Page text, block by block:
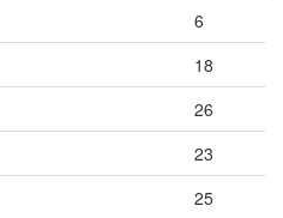
6
18
26
23
25